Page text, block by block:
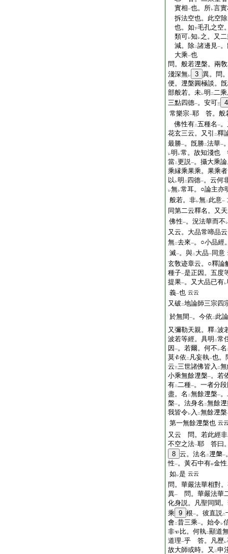
實相一也。所レ言
拆法空也。此空除
也。如下毛孔之空
類可レ知 レ之。又
減。除二諸邊見一
大乘一也
問。般若𣵀槃。兩
淺深無レ 3 異。問
便。𣵀槃圓極談。
部般若。未レ明 二二
三點四德一。安可三
4
常樂宗一耶 答。般
佛性有二五種名 一
花玄三云。又引
二釋
最勝一。旣勝二法華一
レ明 レ常。故知淺也
當二更説一。攝大乘
乘縁乘果乘。果乘
以 レ明 二 四德一。云何
レ無レ常耳。○論主亦
般若。非レ無二 此意一
同第二云釋名。又
佛性一。況法華而不 レ
又云。大品常啼品
無二去來一。○小品經
滅一。與二 大品一 同意
玄敎迹章云。○釋論
種子一是正因。五度
提果一。又大品已有レ
義一也 云云
又破 二地論師三宗四
於無間 一。今依 二 此論
又彌勒天親。釋二波
波若等經。具明 二常
因 一。若爾。何不 レ名
莫 依 二 凡妄執一也。
云三三世諸佛皆入 二
小乘無餘𣵀槃一。若
有二二種一。一者分
盡。名 二無餘𣵀槃一
槃一。法身名 二無餘
我皆令レ 入 二無餘𣵀槃
第一無餘𣵀槃也 云
又云 問。若此經非
不空之法一耶 答曰
8 云。法名 二 𣵀槃一
性一。黃石中有中金性
如 レ是 云云
問。華嚴法華相對
異一
問。華嚴法華
化身説。凡聖同聞
乘 9 根一。彼直説二
會二昔三乘一。始令レ
非
比。何執二顯道
道理一乎 答。凡歷レ
故大師或時。又 二申